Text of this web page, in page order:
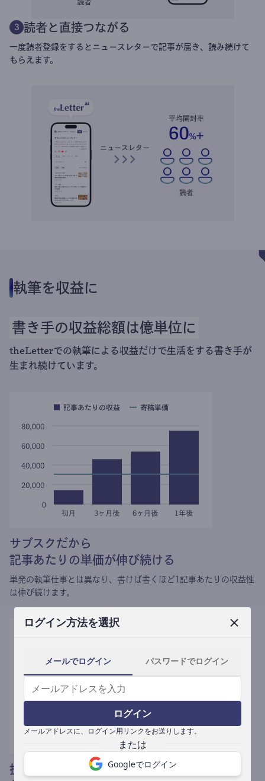
ログイン方法を選択
メールでログイン パスワードでログイン
ログイン
メールアドレスに、ログイン用リンクをお送りします。
Googleでログイン
3 読者と直接つながる
一度読者登録をするとニュースレターで記事が届き、読み続けて
もらえます。
執筆を収益に
書き手の収益総額は億単位に
theLetterでの執筆による収益だけで生活をする書き手が
生まれ続けています。
サブスクだから
記事あたりの単価が伸び続ける
単発の執筆仕事とは異なり、 書けば書くほど1記事あたりの収益性
は伸び続けます。
提携媒体による記事買い取りで